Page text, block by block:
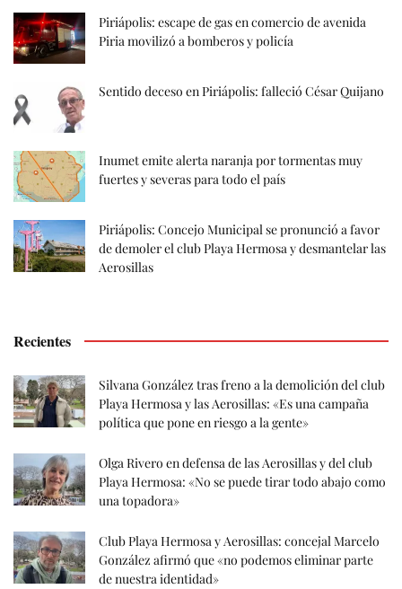
Piriápolis: escape de gas en comercio de avenida
Piria movilizó a bomberos y policía
Sentido deceso en Piriápolis: falleció César Quijano
Inumet emite alerta naranja por tormentas muy
fuertes y severas para todo el país
Piriápolis: Concejo Municipal se pronunció a favor
de demoler el club Playa Hermosa y desmantelar las
Aerosillas
Recientes
Silvana González tras freno a la demolición del club
Playa Hermosa y las Aerosillas: «Es una campaña
política que pone en riesgo a la gente»
Olga Rivero en defensa de las Aerosillas y del club
Playa Hermosa: «No se puede tirar todo abajo como
una topadora»
Club Playa Hermosa y Aerosillas: concejal Marcelo
González afirmó que «no podemos eliminar parte
de nuestra identidad»